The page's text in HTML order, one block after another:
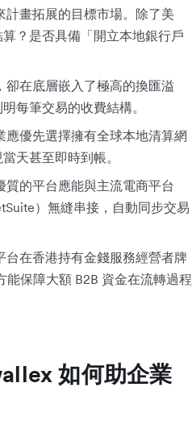
畫拓展的目標市場。除了美
？是否具備「開立本地銀行戶
在底層嵌入了極高的換匯溢
每筆交易的收費結構。
優先選擇擁有全球本地清算網
天甚至即時到帳。
的平台應能與主流電商平台
）無縫串接，自動同步交易
在香港持有金錢服務經營者牌
保障大額 B2B 資金在流轉過程
如何助企業